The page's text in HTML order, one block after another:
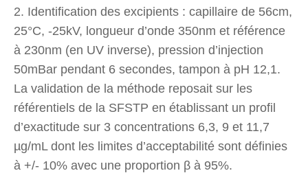
2. Identification des excipients : capillaire de 56cm,
25°C, -25kV, longueur d’onde 350nm et référence
à 230nm (en UV inverse), pression d’injection
50mBar pendant 6 secondes, tampon à pH 12,1.
La validation de la méthode reposait sur les
référentiels de la SFSTP en établissant un profil
d’exactitude sur 3 concentrations 6,3, 9 et 11,7
µg/mL dont les limites d’acceptabilité sont définies
à +/- 10% avec une proportion β à 95%.